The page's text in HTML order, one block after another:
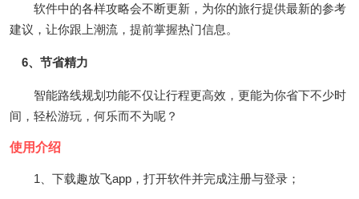
软件中的各样攻略会不断更新，为你的旅行提供最新的参考
建议，让你跟上潮流，提前掌握热门信息。
6、节省精力
智能路线规划功能不仅让行程更高效，更能为你省下不少时
间，轻松游玩，何乐而不为呢？
使用介绍
1、下载趣放飞app，打开软件并完成注册与登录；